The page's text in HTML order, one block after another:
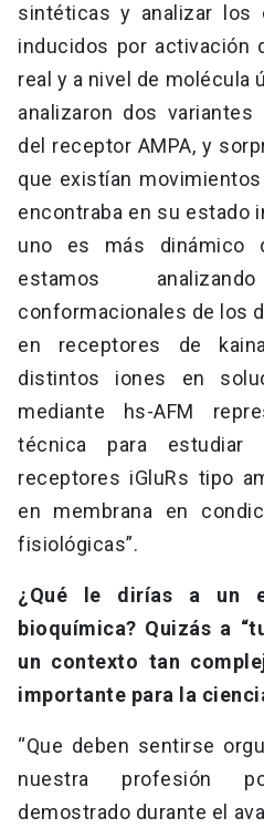
sintéticas y analizar los
inducidos por activación
real y a nivel de molécula
analizaron dos
del receptor AMPA, y
que existían
encontraba en su estado
uno es más dinámico
estamos
conformacionales de los
en receptores de
distintos iones en
mediante hs-AFM
técnica para
receptores iGluRs tipo
en membrana en
fisiológicas”.
¿Qué le dirías a un
bioquímica? Quizás a
un contexto tan
importante para la
“Que deben sentirse
nuestra profesión
demostrado durante el